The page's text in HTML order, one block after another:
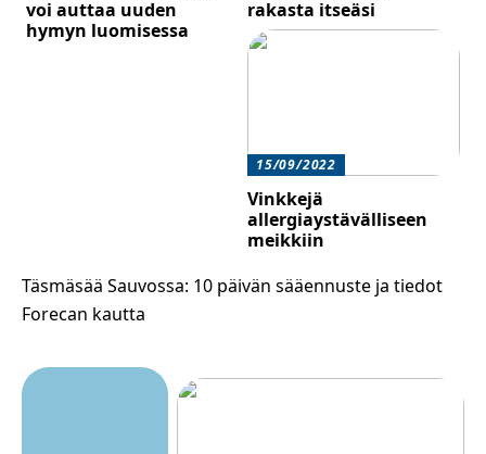
voi auttaa uuden
hymyn luomisessa
rakasta itseäsi
15/09/2022
Vinkkejä
allergiaystävälliseen
meikkiin
Täsmäsää Sauvossa: 10 päivän sääennuste ja tiedot
Forecan kautta